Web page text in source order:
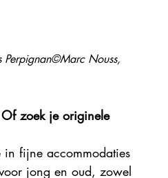
Perpignan©Marc Nouss,
zoek je originele
in fijne accommodaties
jong en oud, zowel